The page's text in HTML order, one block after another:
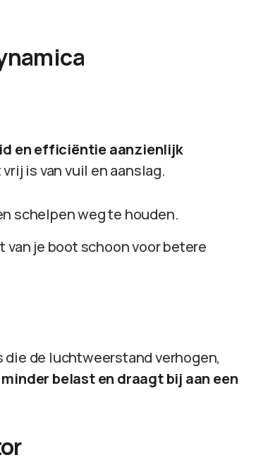
en efficiëntie aanzienlijk
is van vuil en aanslag.
schelpen weg te houden.
van je boot schoon voor betere
die de luchtweerstand verhogen,
belast en draagt bij aan een